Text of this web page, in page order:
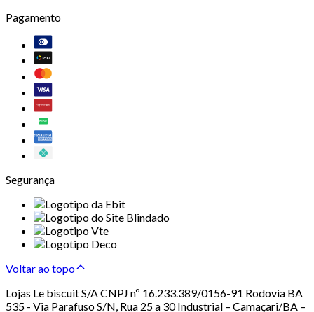
Pagamento
Segurança
Voltar ao topo
Lojas Le biscuit S/A CNPJ nº 16.233.389/0156-91 Rodovia BA
535 - Via Parafuso S/N, Rua 25 a 30 Industrial – Camaçari/BA –